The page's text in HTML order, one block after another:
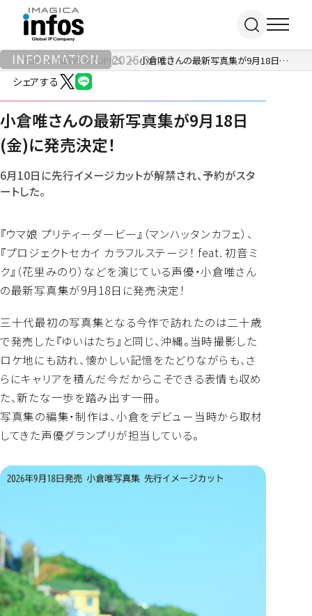
IP / MEDIA
事業紹介 TOP
出版事業
イベント事業／
配信事業
アパレル事業
COMPANY
企業理念
会社概要
アクセス
沿革
RECRUIT
採用情報 TOP
新卒採用
中途・
アルバイト採用
よくあるご質問
ONLINE SHOP
TOP NEWS & TOPICS 小倉唯さんの最新写真集が9月18日(金)に発売決定！
INFORMATION 2026.06.10
シェアする
小倉唯さんの最新写真集が9月18日
(金)に発売決定！
6月10日に先行イメージカットが解禁され、予約がスタ
ートした。
『ウマ娘 プリティーダービー』（マンハッタンカフェ）、
『プロジェクトセカイ カラフルステージ！ feat. 初音ミ
ク』（花里みのり）などを演じている声優・小倉唯さん
の最新写真集が9月18日に発売決定！
三十代最初の写真集となる今作で訪れたのは二十歳
で発売した『ゆいはたち』と同じ、沖縄。当時撮影した
ロケ地にも訪れ、懐かしい記憶をたどりながらも、さ
らにキャリアを積んだ今だからこそできる表情も収め
た、新たな一歩を踏み出す一冊。
写真集の編集・制作は、小倉をデビュー当時から取材
してきた声優グランプリが担当している。